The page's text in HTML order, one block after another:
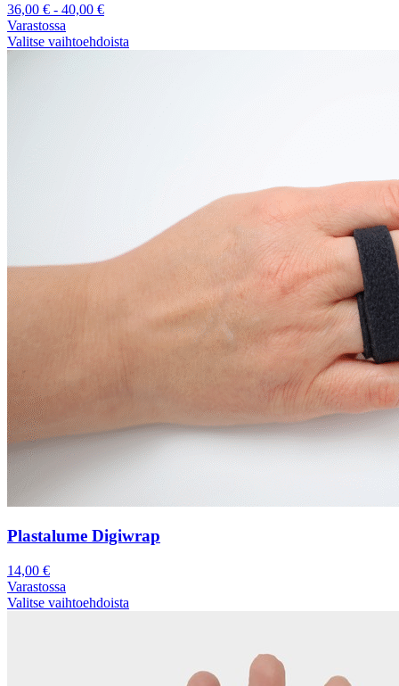
36,00 € - 40,00 €
Varastossa
Valitse vaihtoehdoista
Plastalume Digiwrap
14,00 €
Varastossa
Valitse vaihtoehdoista